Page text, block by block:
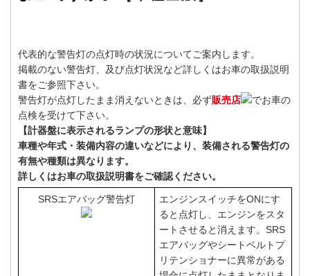
代表的な警告灯の点灯時の状況についてご案内します。
掲載のない警告灯、及び点灯状況など詳しくはお車の取扱説明
書をご参照下さい。
警告灯が点灯したまま消えないときは、必ず販売店
でお車の
点検を受けて下さい。
【計器盤に表示されるランプの形状と意味】
車種や年式・装備内容の違いなどにより、装備される警告灯の
有無や種類は異なります。
詳しくはお車の取扱説明書をご確認ください。
SRSエアバッグ警告灯
エンジンスイッチをONにす
ると点灯し、エンジンをスタ
ートさせると消えます。SRS
エアバッグやシートベルトプ
リテンショナーに異常がある